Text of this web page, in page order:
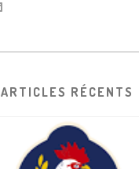
ARTICLES RÉCENTS